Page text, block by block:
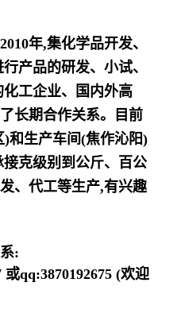
年,集化学品开发、
产品的研发、小试、
工企业、国内外高
长期合作关系。目前
和生产车间(焦作沁阳)
克级别到公斤、百公
、代工等生产,有兴趣
:
或qq:3870192675 (欢迎